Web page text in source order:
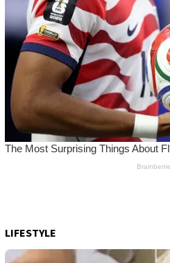
LIFESTYLE